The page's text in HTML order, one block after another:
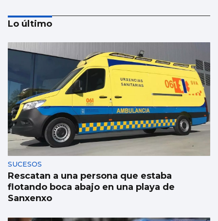
La Peregrina abre las atracciones con un
único hilo musical
Lo último
SUCESOS
Rescatan a una persona que estaba
flotando boca abajo en una playa de
Sanxenxo